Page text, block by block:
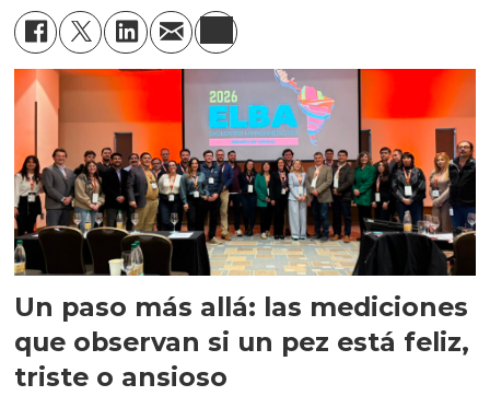
Un paso más allá: las mediciones
que observan si un pez está feliz,
triste o ansioso